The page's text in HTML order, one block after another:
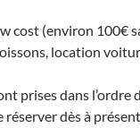
cost (environ 100€
location
prises dans l’ordre
réserver dès à